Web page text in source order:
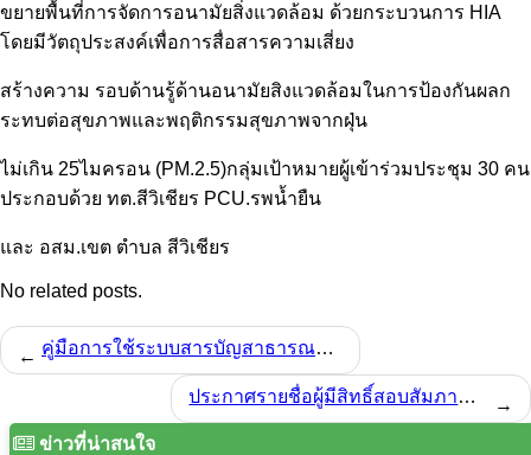
ขยายพื้นที่การจัดการอนามัยสิ่งแวดล้อม ด้วยกระบวนการ HIA
โดยมีวัตถุประสงค์เพื่อการสื่อสารความเสี่ยง
สร้างความ รอบด้านรู้ด้านอนามัยสิงแวดล้อมในการป้องกันผลก
ระทบต่อสุขภาพและพฤติกรรมสุขภาพจากฝุ่น
ไม่เกิน 25ไมครอน (PM.2.5)กลุ่มเป้าหมายผู้เข้าร่วมประชุม 30 คน
ประกอบด้วย ทต.สีวิเชียร PCU.รพน้ำยืน
และ อสม.เขต ตำบล สีวิเชียร
No related posts.
← คู่มือการใช้ระบบสารบัญสาธารณสุขอำเภอ
ประกาศรายชื่อผู้มีสิทธิ์สอบสัมภาษณ์ เพื่อสรรหาเป็นลูกจ้างชั่วคราวเงินบำรุง(รายวัน)
→
ข่าวที่น่าสนใจ